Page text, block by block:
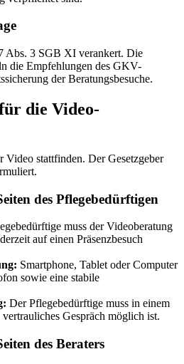
Abs. 3 SGB XI verankert. Die
die Empfehlungen des GKV-
der Beratungsbesuche.
die Video-
Video stattfinden. Der Gesetzgeber
des Pflegebedürftigen
muss der Videoberatung
auf einen Präsenzbesuch
Smartphone, Tablet oder Computer
sowie eine stabile
Der Pflegebedürftige muss in einem
Gespräch möglich ist.
des Beraters